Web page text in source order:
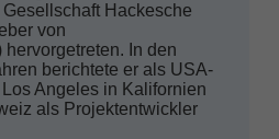
Hackesche
von
In den
berichtete er als USA-
Angeles in Kalifornien
als Projektentwickler